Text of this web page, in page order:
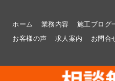
ホーム 業務内容 施工ブログ
お客様の声
求人案内 お問合